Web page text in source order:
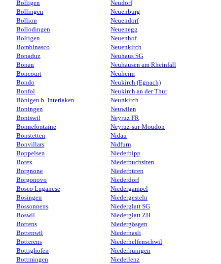
Bolligen
Bollingen
Bollion
Bollodingen
Boltigen
Bombinasco
Bonaduz
Bonau
Boncourt
Bondo
Bonfol
Bönigen b. Interlaken
Boningen
Boniswil
Bonnefontaine
Bonstetten
Bonvillars
Boppelsen
Borex
Borgnone
Borgonovo
Bosco Luganese
Bösingen
Bossonnens
Boswil
Bottens
Bottenwil
Botterens
Bottighofen
Bottmingen
Neudorf
Neuenburg
Neuendorf
Neuenegg
Neuenhof
Neuenkirch
Neuhaus SG
Neuhausen am Rheinfall
Neuheim
Neukirch (Egnach)
Neukirch an der Thur
Neunkirch
Neuwilen
Neyruz FR
Neyruz-sur-Moudon
Nidau
Nidfurn
Niederbipp
Niederbuchsiten
Niederbüren
Niederdorf
Niedergampel
Niedergesteln
Niederglatt SG
Niederglatt ZH
Niedergösgen
Niederhasli
Niederhelfenschwil
Niederhünigen
Niederlenz